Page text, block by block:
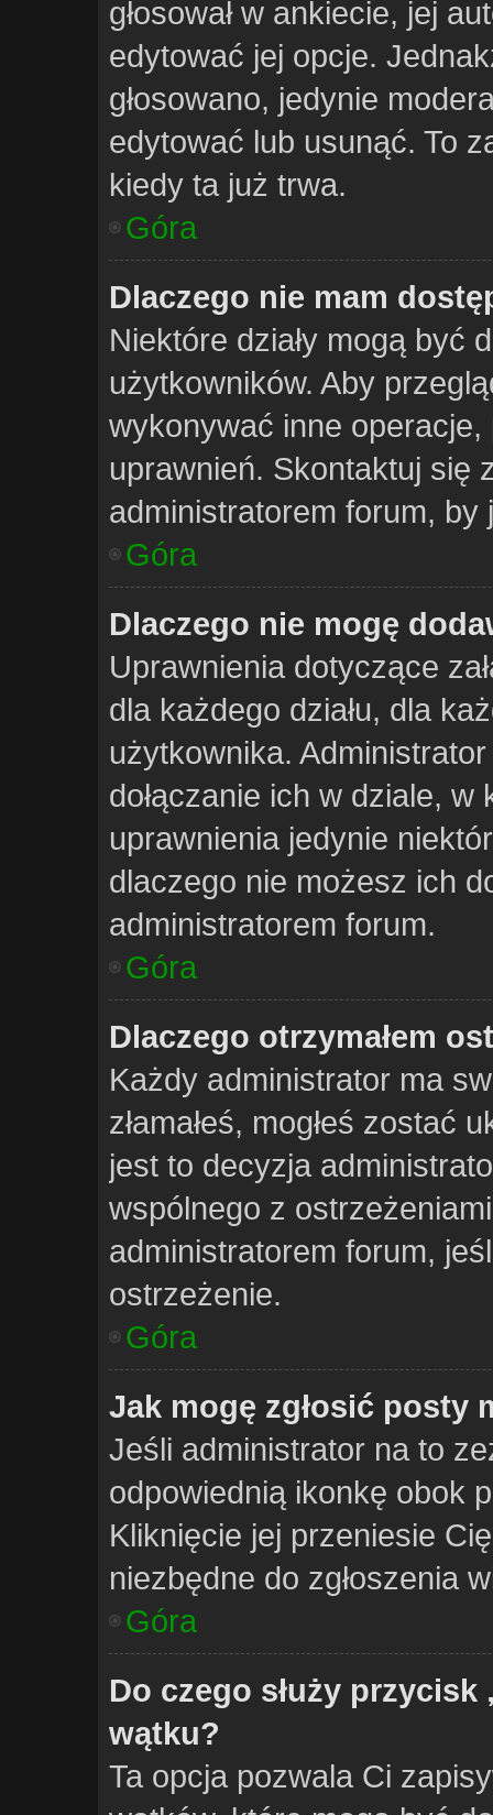
głosował w ankiecie, jej
edytować jej opcje.
głosowano, jedynie
edytować lub usunąć. To
kiedy ta już trwa.
Góra
Dlaczego nie mam
Niektóre działy mogą być
użytkowników. Aby
wykonywać inne
uprawnień. Skontaktuj się
administratorem forum, by
Góra
Dlaczego nie mogę
Uprawnienia dotyczące
dla każdego działu, dla
użytkownika.
dołączanie ich w dziale,
uprawnienia jedynie
dlaczego nie możesz ich
administratorem forum.
Góra
Dlaczego otrzymałem
Każdy administrator ma
złamałeś, mogłeś zostać
jest to decyzja
wspólnego z
administratorem forum,
ostrzeżenie.
Góra
Jak mogę zgłosić posty
Jeśli administrator na to
odpowiednią ikonkę obok
Kliknięcie jej przeniesie
niezbędne do zgłoszenia
Góra
Do czego służy
wątku?
Ta opcja pozwala Ci